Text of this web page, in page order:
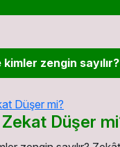
zengin sayılır?
Düşer